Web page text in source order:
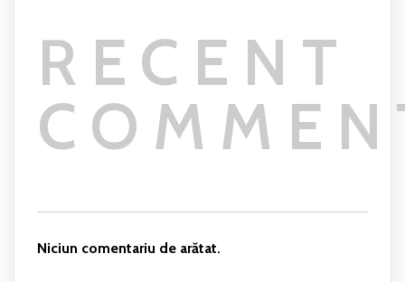
RECENT
Niciun comentariu de arătat.